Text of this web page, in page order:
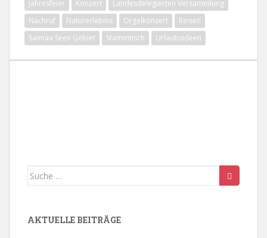
Jahresfeier
Konzert
Landesdelegierten Versammlung
Nachruf
Naturerlebnis Orgelkonzert
Reisen
Saimaa Seen Gebiet
Stammtisch Urlaubsideen
Suche
AKTUELLE BEITRÄGE